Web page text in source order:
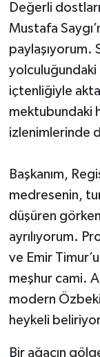
Değerli
Mustafa
paylaşıyorum.
yolculuğundaki
içtenliğiyle
mektubundaki
izlenimlerinde
Başkanım,
medresenin,
düşüren
ayrılıyorum.
ve Emir
meşhur cami.
modern
heykeli
Bir ağacın